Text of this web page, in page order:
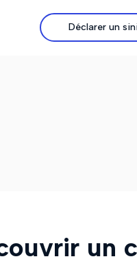
Déclarer un
un